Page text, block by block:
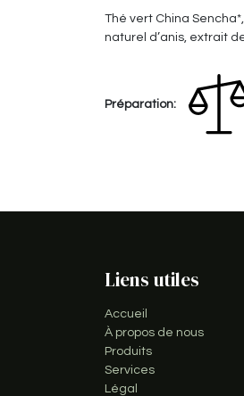
Thé vert China
naturel d’anis, extrait
Préparation:
Liens utiles
Accueil
À propos de nous
Produits
Services
Légal